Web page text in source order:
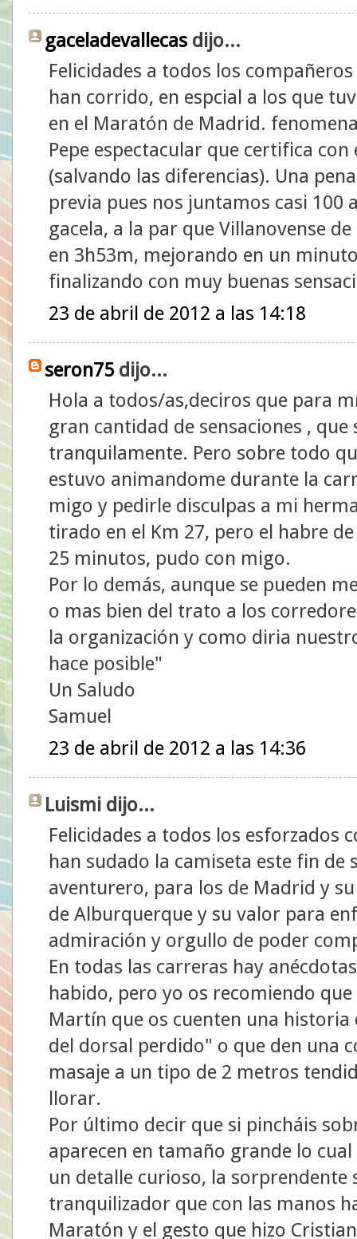
gaceladevallecas dijo...
Felicidades a todos los
han corrido, en espcial a los que
en el Maratón de Madrid.
Pepe espectacular que certifica
(salvando las diferencias). Una
previa pues nos juntamos casi 100
gacela, a la par que Villanovense
en 3h53m, mejorando en un
finalizando con muy buenas
23 de abril de 2012 a las 14:18
seron75dijo...
Hola a todos/as,deciros que para
gran cantidad de sensaciones ,
tranquilamente. Pero sobre todo
estuvo animandome durante la
migo y pedirle disculpas a mi
tirado en el Km 27, pero el habre
25 minutos, pudo con migo.
Por lo demás, aunque se pueden
o mas bien del trato a los
la organización y como diria
hace posible"
Un Saludo
Samuel
23 de abril de 2012 a las 14:36
Luismi dijo...
Felicidades a todos los esforzados
han sudado la camiseta este fin de
aventurero, para los de Madrid y
de Alburquerque y su valor para
admiración y orgullo de poder
En todas las carreras hay
habido, pero yo os recomiendo
Martín que os cuenten una
del dorsal perdido" o que den una
masaje a un tipo de 2 metros
llorar.
Por último decir que si pincháis
aparecen en tamaño grande lo
un detalle curioso, la
tranquilizador que con las manos
Maratón y el gesto que hizo